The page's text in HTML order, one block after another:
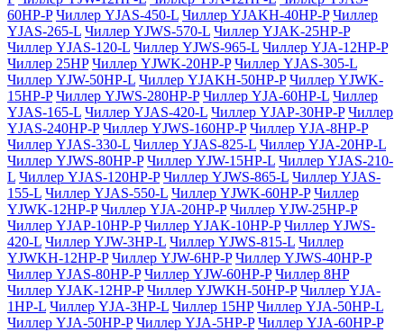
60HP-P Чиллер YJAS-450-L Чиллер YJAKH-40HP-P Чиллер
YJAS-265-L Чиллер YJWS-570-L Чиллер YJAK-25HP-P
Чиллер YJAS-120-L Чиллер YJWS-965-L Чиллер YJA-12HP-P
Чиллер 25HP Чиллер YJWK-20HP-P Чиллер YJAS-305-L
Чиллер YJW-50HP-L Чиллер YJAKH-50HP-P Чиллер YJWK-
15HP-P Чиллер YJWS-280HP-P Чиллер YJA-60HP-L Чиллер
YJAS-165-L Чиллер YJAS-420-L Чиллер YJAP-30HP-P Чиллер
YJAS-240HP-P Чиллер YJWS-160HP-P Чиллер YJA-8HP-P
Чиллер YJAS-330-L Чиллер YJAS-825-L Чиллер YJA-20HP-L
Чиллер YJWS-80HP-P Чиллер YJW-15HP-L Чиллер YJAS-210-
L Чиллер YJAS-120HP-P Чиллер YJWS-865-L Чиллер YJAS-
155-L Чиллер YJAS-550-L Чиллер YJWK-60HP-P Чиллер
YJWK-12HP-P Чиллер YJA-20HP-P Чиллер YJW-25HP-P
Чиллер YJAP-10HP-P Чиллер YJAK-10HP-P Чиллер YJWS-
420-L Чиллер YJW-3HP-L Чиллер YJWS-815-L Чиллер
YJWKH-12HP-P Чиллер YJW-6HP-P Чиллер YJWS-40HP-P
Чиллер YJAS-80HP-P Чиллер YJW-60HP-P Чиллер 8HP
Чиллер YJAK-12HP-P Чиллер YJWKH-50HP-P Чиллер YJA-
1HP-L Чиллер YJA-3HP-L Чиллер 15HP Чиллер YJA-50HP-L
Чиллер YJA-50HP-P Чиллер YJA-5HP-P Чиллер YJA-60HP-P